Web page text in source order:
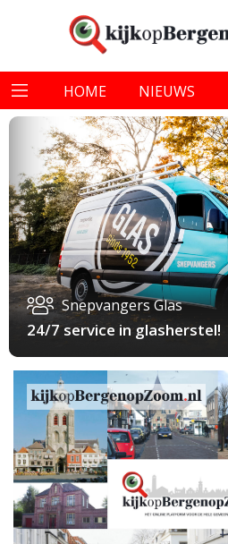
HOME NIEUWS
Snepvangers Glas
24/7 service in glasherstel!